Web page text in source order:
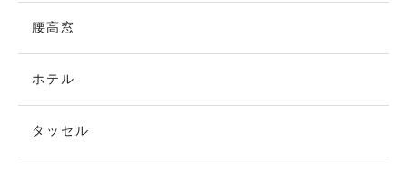
腰高窓
ホテル
タッセル